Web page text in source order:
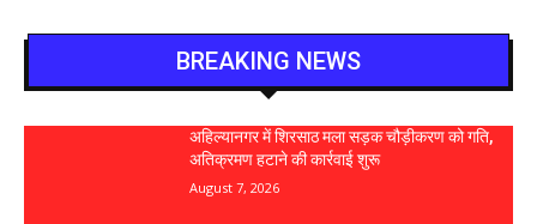
BREAKING NEWS
अहिल्यानगर में शिरसाठ मला सड़क चौड़ीकरण को गति,
अतिक्रमण हटाने की कार्रवाई शुरू
August 7, 2026